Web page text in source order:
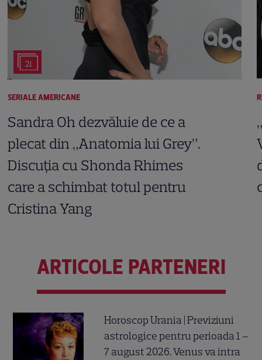
21
SERIALE AMERICANE
Sandra Oh dezvăluie de ce a
plecat din „Anatomia lui Grey”.
Discuția cu Shonda Rhimes
care a schimbat totul pentru
Cristina Yang
ARTICOLE PARTENERI
Horoscop Urania | Previziuni
astrologice pentru perioada 1 –
7 august 2026. Venus va intra